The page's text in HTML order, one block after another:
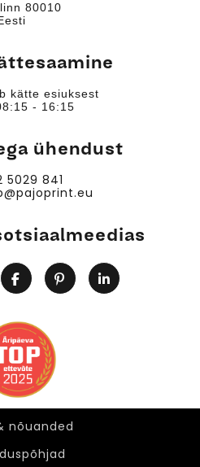
linn 80010
Eesti
kätte esiuksest
- 16:15
ühendust
5029 841
nõuanded
nõuanded